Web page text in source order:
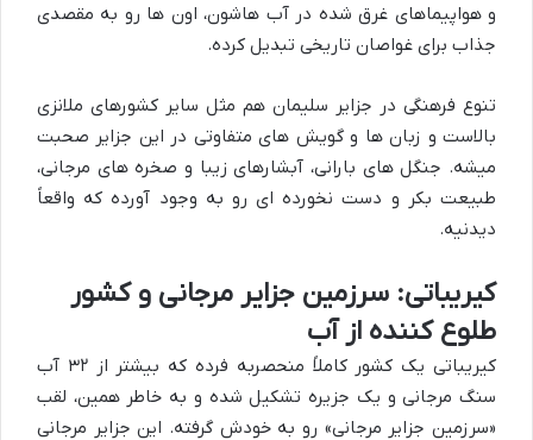
و هواپیماهای غرق شده در آب هاشون، اون ها رو به مقصدی
جذاب برای غواصان تاریخی تبدیل کرده.
تنوع فرهنگی در جزایر سلیمان هم مثل سایر کشورهای ملانزی
بالاست و زبان ها و گویش های متفاوتی در این جزایر صحبت
میشه. جنگل های بارانی، آبشارهای زیبا و صخره های مرجانی،
طبیعت بکر و دست نخورده ای رو به وجود آورده که واقعاً
دیدنیه.
کیریباتی: سرزمین جزایر مرجانی و کشور
طلوع کننده از آب
کیریباتی یک کشور کاملاً منحصربه فرده که بیشتر از ۳۲ آب
سنگ مرجانی و یک جزیره تشکیل شده و به خاطر همین، لقب
«سرزمین جزایر مرجانی» رو به خودش گرفته. این جزایر مرجانی